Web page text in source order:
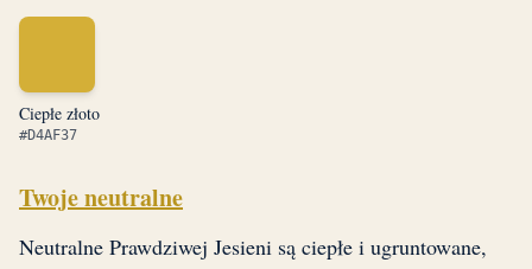
Ciepłe złoto
#D4AF37
Twoje neutralne
Neutralne Prawdziwej Jesieni są ciepłe i ugruntowane,